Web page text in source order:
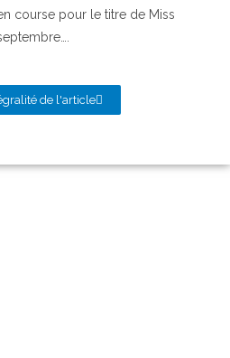
course pour le titre de Miss
de l'article